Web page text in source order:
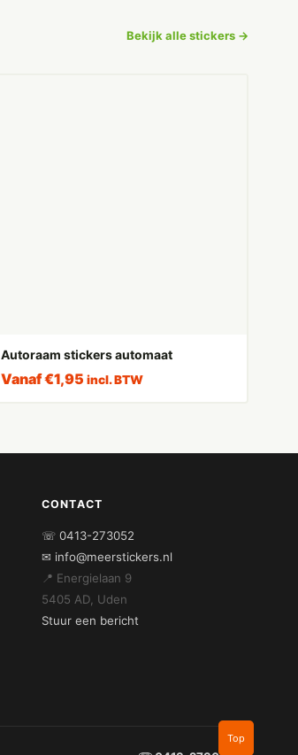
Bekijk alle stickers →
Autoraam stickers automaat
Vanaf€1,95 incl. BTW
CONTACT
☏ 0413-273052
✉ info@meerstickers.nl
📍 Energielaan 9
5405 AD, Uden
Stuur een bericht
Top